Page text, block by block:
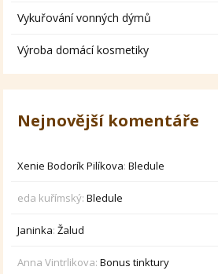
Vykuřování vonných dýmů
Výroba domácí kosmetiky
Nejnovější komentáře
Xenie Bodorík Pilíkova:Bledule
eda kuřímský:Bledule
Janinka:Žalud
Anna Vintrlikova:Bonus tinktury